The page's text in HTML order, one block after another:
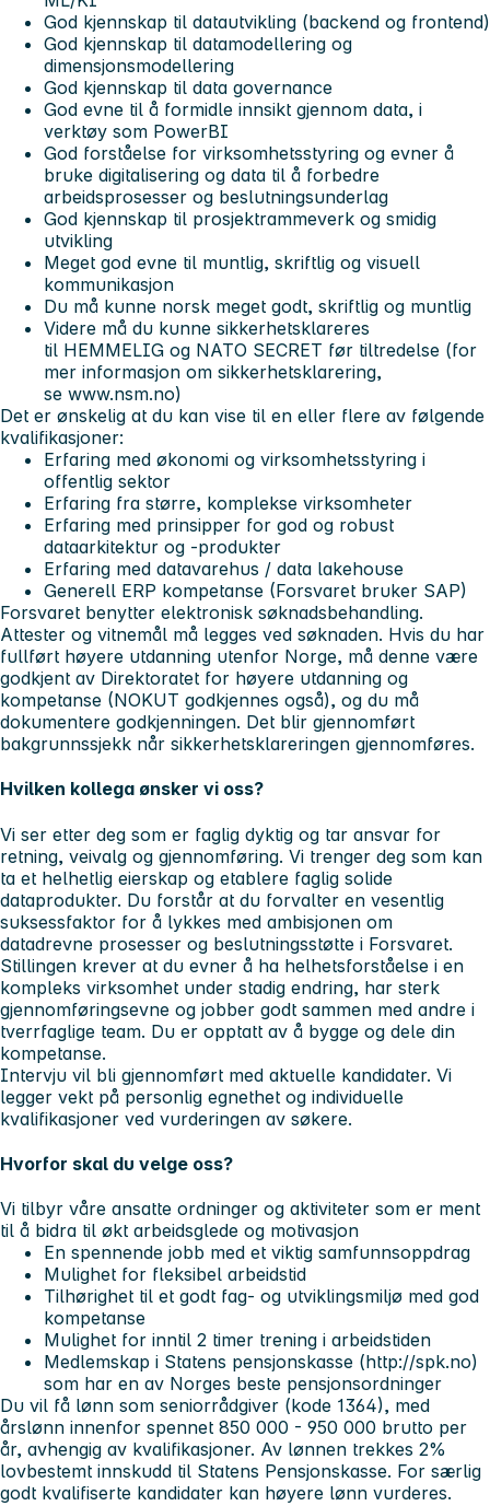
God kjennskap til datautvikling (backend og frontend)
God kjennskap til datamodellering og
dimensjonsmodellering
God kjennskap til data governance
God evne til å formidle innsikt gjennom data, i
verktøy som PowerBI
God forståelse for virksomhetsstyring og evner å
bruke digitalisering og data til å forbedre
arbeidsprosesser og beslutningsunderlag
God kjennskap til prosjektrammeverk og smidig
utvikling
Meget god evne til muntlig, skriftlig og visuell
kommunikasjon
Du må kunne norsk meget godt, skriftlig og muntlig
Videre må du kunne sikkerhetsklareres
til HEMMELIG og NATO SECRET før tiltredelse (for
mer informasjon om sikkerhetsklarering,
se www.nsm.no)
Det er ønskelig at du kan vise til en eller flere av følgende
kvalifikasjoner:
Erfaring med økonomi og virksomhetsstyring i
offentlig sektor
Erfaring fra større, komplekse virksomheter
Erfaring med prinsipper for god og robust
dataarkitektur og -produkter
Erfaring med datavarehus / data lakehouse
Generell ERP kompetanse (Forsvaret bruker SAP)
Forsvaret benytter elektronisk søknadsbehandling.
Attester og vitnemål må legges ved søknaden. Hvis du har
fullført høyere utdanning utenfor Norge, må denne være
godkjent av Direktoratet for høyere utdanning og
kompetanse (NOKUT godkjennes også), og du må
dokumentere godkjenningen. Det blir gjennomført
bakgrunnssjekk når sikkerhetsklareringen gjennomføres.
Hvilken kollega ønsker vi oss?
Vi ser etter deg som er faglig dyktig og tar ansvar for
retning, veivalg og gjennomføring. Vi trenger deg som kan
ta et helhetlig eierskap og etablere faglig solide
dataprodukter. Du forstår at du forvalter en vesentlig
suksessfaktor for å lykkes med ambisjonen om
datadrevne prosesser og beslutningsstøtte i Forsvaret.
Stillingen krever at du evner å ha helhetsforståelse i en
kompleks virksomhet under stadig endring, har sterk
gjennomføringsevne og jobber godt sammen med andre i
tverrfaglige team. Du er opptatt av å bygge og dele din
kompetanse.
Intervju vil bli gjennomført med aktuelle kandidater. Vi
legger vekt på personlig egnethet og individuelle
kvalifikasjoner ved vurderingen av søkere.
Hvorfor skal du velge oss?
Vi tilbyr våre ansatte ordninger og aktiviteter som er ment
til å bidra til økt arbeidsglede og motivasjon
En spennende jobb med et viktig samfunnsoppdrag
Mulighet for fleksibel arbeidstid
Tilhørighet til et godt fag- og utviklingsmiljø med god
kompetanse
Mulighet for inntil 2 timer trening i arbeidstiden
Medlemskap i Statens pensjonskasse (http://spk.no)
som har en av Norges beste pensjonsordninger
Du vil få lønn som seniorrådgiver (kode 1364), med
årslønn innenfor spennet 850 000 - 950 000 brutto per
år, avhengig av kvalifikasjoner. Av lønnen trekkes 2%
lovbestemt innskudd til Statens Pensjonskasse. For særlig
godt kvalifiserte kandidater kan høyere lønn vurderes.